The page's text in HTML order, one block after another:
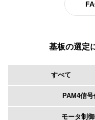
基板の選定
すべて
PAM4信
モータ制